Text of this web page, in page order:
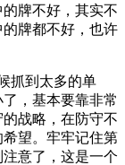
牌不好，其实不
牌都不好，也许
抓到太多的单
，基本要靠非常
战略，在防守不
望。牢牢记住第
意了，这是一个